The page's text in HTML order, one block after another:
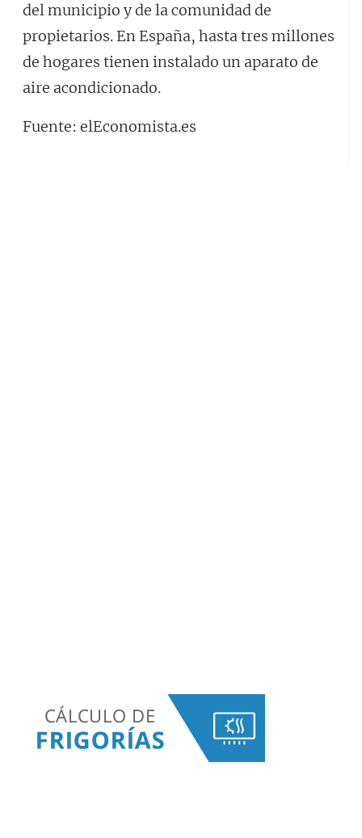
del municipio y de la comunidad de
propietarios. En España, hasta tres millones
de hogares tienen instalado un aparato de
aire acondicionado.
Fuente: elEconomista.es